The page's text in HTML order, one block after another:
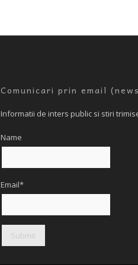
Comunicari prin email
Informatii de inters public si stiri
Name
Email*